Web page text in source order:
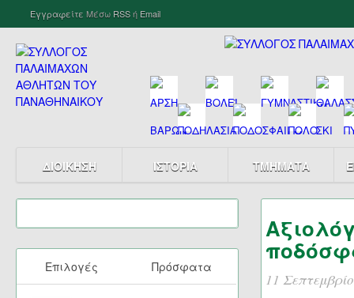
Εγγραφείτε Μέσω RSSή Email
ΔΙΟΙΚΗΣΗ ΙΣΤΟΡΙΑ ΤΜΗΜΑΤΑ
Επιλογές Πρόσφατα
11